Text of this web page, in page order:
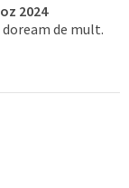
2024
de mult.